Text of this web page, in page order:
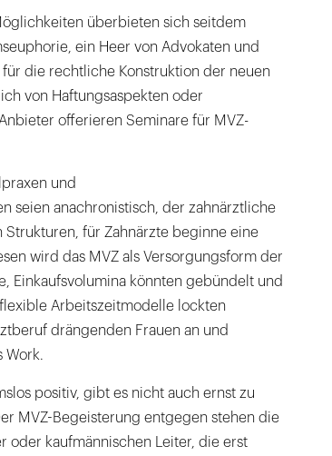
überbieten sich seitdem
ein Heer von Advokaten und
die rechtliche Konstruktion der neuen
von Haftungsaspekten oder
offerieren Seminare für MVZ-
und
seien anachronistisch, der zahnärztliche
Strukturen, für Zahnärzte beginne eine
wird das MVZ als Versorgungsform der
Einkaufsvolumina könnten gebündelt und
Arbeitszeitmodelle lockten
drängenden Frauen an und
Work.
positiv, gibt es nicht auch ernst zu
MVZ-Begeisterung entgegen stehen die
oder kaufmännischen Leiter, die erst